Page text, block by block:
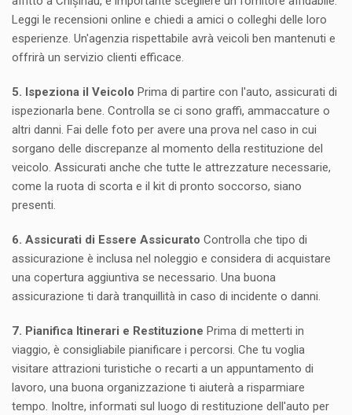
Leggi le recensioni online e chiedi a amici o colleghi delle loro
esperienze. Un'agenzia rispettabile avrà veicoli ben mantenuti e
offrirà un servizio clienti efficace.
5. Ispeziona il Veicolo Prima di partire con l'auto, assicurati di
ispezionarla bene. Controlla se ci sono graffi, ammaccature o
altri danni. Fai delle foto per avere una prova nel caso in cui
sorgano delle discrepanze al momento della restituzione del
veicolo. Assicurati anche che tutte le attrezzature necessarie,
come la ruota di scorta e il kit di pronto soccorso, siano
presenti.
6. Assicurati di Essere Assicurato Controlla che tipo di
assicurazione è inclusa nel noleggio e considera di acquistare
una copertura aggiuntiva se necessario. Una buona
assicurazione ti darà tranquillità in caso di incidente o danni.
7. Pianifica Itinerari e Restituzione Prima di metterti in
viaggio, è consigliabile pianificare i percorsi. Che tu voglia
visitare attrazioni turistiche o recarti a un appuntamento di
lavoro, una buona organizzazione ti aiuterà a risparmiare
tempo. Inoltre, informati sul luogo di restituzione dell'auto per